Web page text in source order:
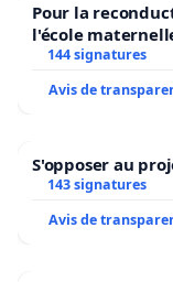
Pour la
l'école
2026/2027
144 signatures
Avis de
S'opposer au
143 signatures
Avis de